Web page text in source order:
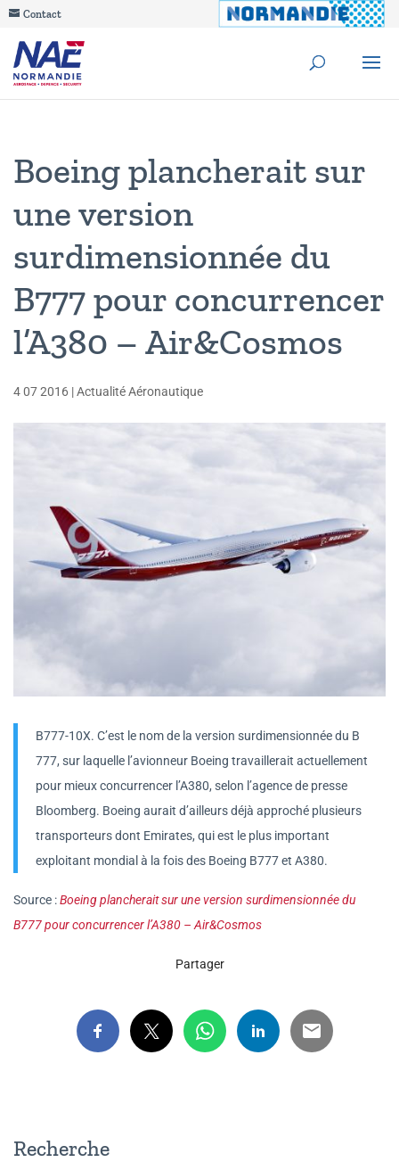
Contact
Boeing plancherait sur
une version
surdimensionnée du
B777 pour concurrencer
l’A380 – Air&Cosmos
4 07 2016 |Actualité Aéronautique
B777-10X. C’est le nom de la version surdimensionnée du B
777, sur laquelle l’avionneur Boeing travaillerait actuellement
pour mieux concurrencer l’A380, selon l’agence de presse
Bloomberg. Boeing aurait d’ailleurs déjà approché plusieurs
transporteurs dont Emirates, qui est le plus important
exploitant mondial à la fois des Boeing B777 et A380.
Source :Boeing plancherait sur une version surdimensionnée du
B777 pour concurrencer l’A380 – Air&Cosmos
Partager
Recherche